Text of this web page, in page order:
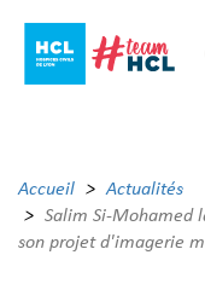
contenu
Accueil
Actualités
Salim Si-Mohamed
son projet d'imagerie